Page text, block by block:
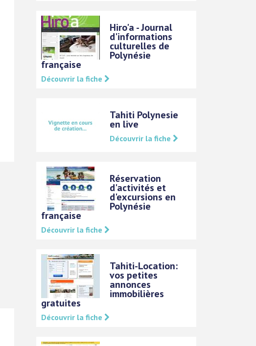
Hiro'a - Journal
d'informations
culturelles de
Polynésie
française
Découvrir la fiche
Tahiti Polynesie
en live
Découvrir la fiche
Réservation
d'activités et
d'excursions en
Polynésie
française
Découvrir la fiche
Tahiti-Location:
vos petites
annonces
immobilières
gratuites
Découvrir la fiche